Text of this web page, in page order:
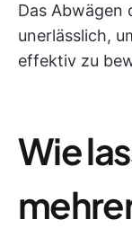
Das Abwägen
unerlässlich,
effektiv zu
Wie